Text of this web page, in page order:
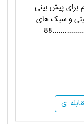
گام برای پیش بینی
و سبک های
ای